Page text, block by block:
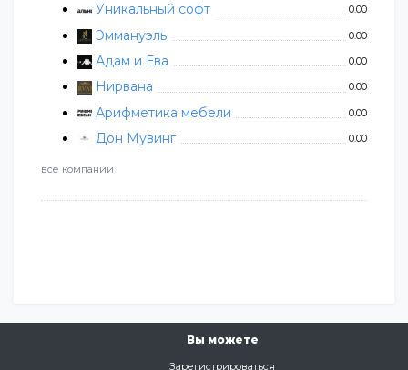
Уникальный софт 0.00
Эммануэль 0.00
Адам и Ева 0.00
Нирвана 0.00
Арифметика мебели 0.00
Дон Мувинг 0.00
все компании
Вы можете
Зарегистрироваться